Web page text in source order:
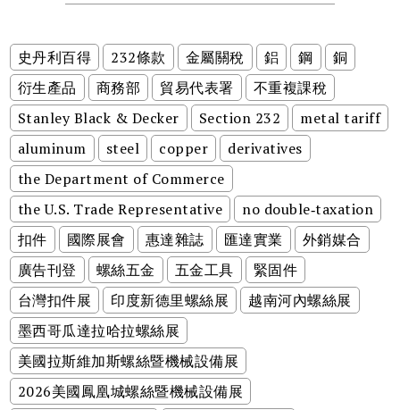
史丹利百得 232條款 金屬關稅 鋁 鋼
銅
衍生產品
商務部 貿易代表署
不重複課稅
Stanley Black & Decker
Section 232
metal tariff
aluminum
steel copper
derivatives
the Department of Commerce
the U.S. Trade Representative
no double‑taxation
扣件
國際展會 惠達雜誌 匯達實業
外銷媒合
廣告刊登
螺絲五金 五金工具
緊固件
台灣扣件展
印度新德里螺絲展
越南河內螺絲展
墨西哥瓜達拉哈拉螺絲展
美國拉斯維加斯螺絲暨機械設備展
2026美國鳳凰城螺絲暨機械設備展